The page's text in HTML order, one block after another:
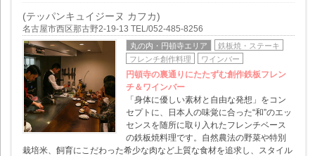
(テッパンキュイジーヌ カフカ)
名古屋市西区那古野2-19-13 TEL/052-485-8256
丸の内・円頓寺エリア
鉄板焼・ステーキ
フレンチ創作料理
ワインバー
円頓寺の裏通りにたたずむ創作鉄板フレン
チ＆ワインバー
「身体に優しい素材と自由な発想」をコン
セプトに、日本人の味覚に合った“和”のエッ
センスを随所に取り入れたフレンチベース
の鉄板焼料理です。自然農法の野菜や特別
栽培米、飼育にこだわった希少な肉など上質な食材を追求し、スタイル